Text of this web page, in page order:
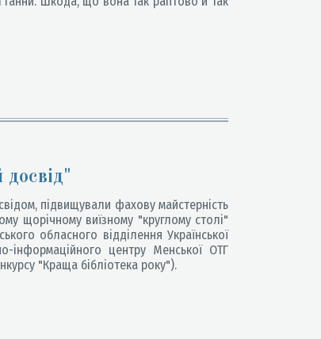
підвищували фахову майстерність
щорічному виїзному "круглому столі"
обласного відділення Української
інформаційного центру Менської ОТГ
"Краща бібліотека року").